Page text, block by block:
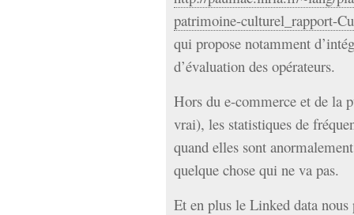
patrimoine-culturel_rapport-
qui propose notamment
d’évaluation des opérateurs.
Hors du e-commerce et de la
vrai), les statistiques de
quand elles sont
quelque chose qui ne va pas.
Et en plus le Linked data